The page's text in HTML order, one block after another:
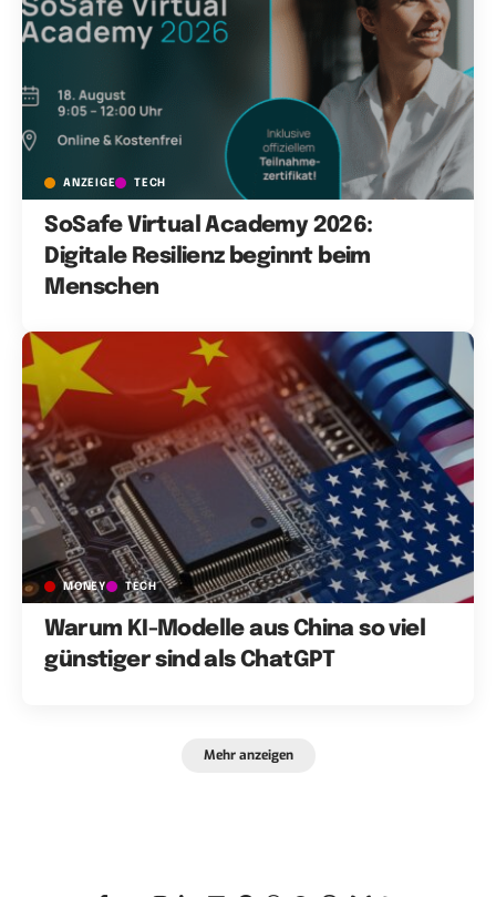
ANZEIGE TECH
SoSafe Virtual Academy 2026:
Digitale Resilienz beginnt beim
Menschen
MONEY TECH
Warum KI-Modelle aus China so viel
günstiger sind als ChatGPT
Mehr anzeigen